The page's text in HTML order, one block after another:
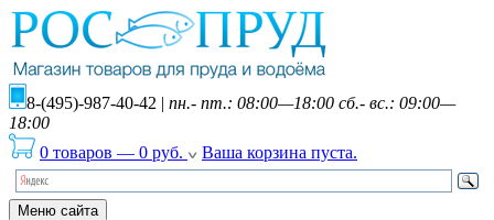
8-(495)-987-40-42 | пн.- пт.: 08:00—18:00 сб.- вс.: 09:00—
18:00
0 товаров — 0 руб. Ваша корзина пуста.
Меню сайта